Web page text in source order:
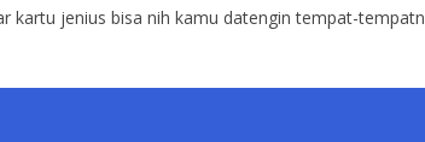
kartu jenius bisa nih kamu datengin tempat-